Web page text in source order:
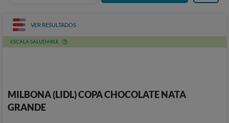
VER RESULTADOS
ESCALA SALUDABLE
MILBONA (LIDL) COPA CHOCOLATE NATA
GRANDE